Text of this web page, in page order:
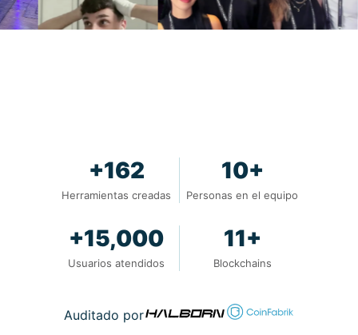
+162
Herramientas creadas
10+
Personas en el equipo
+15,000
Usuarios atendidos
11+
Blockchains
Auditado por